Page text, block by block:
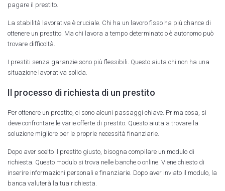
pagare il prestito.
La stabilità lavorativa è cruciale. Chi ha un lavoro fisso ha più chance di
ottenere un prestito. Ma chi lavora a tempo determinato o è autonomo può
trovare difficoltà.
I prestiti senza garanzie sono più flessibili. Questo aiuta chi non ha una
situazione lavorativa solida.
Il processo di richiesta di un prestito
Per ottenere un prestito, ci sono alcuni passaggi chiave. Prima cosa, si
deve confrontare le varie offerte di prestito. Questo aiuta a trovare la
soluzione migliore per le proprie necessità finanziarie.
Dopo aver scelto il prestito giusto, bisogna compilare un modulo di
richiesta. Questo modulo si trova nelle banche o online. Viene chiesto di
inserire informazioni personali e finanziarie. Dopo aver inviato il modulo, la
banca valuterà la tua richiesta.